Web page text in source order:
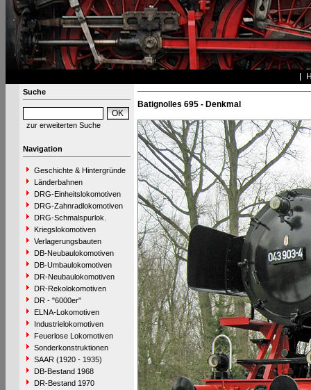
Suche
zur erweiterten Suche
Navigation
Geschichte & Hintergründe
Länderbahnen
DRG-Einheitslokomotiven
DRG-Zahnradlokomotiven
DRG-Schmalspurlok.
Kriegslokomotiven
Verlagerungsbauten
DB-Neubaulokomotiven
DB-Umbaulokomotiven
DR-Neubaulokomotiven
DR-Rekolokomotiven
DR - "6000er"
ELNA-Lokomotiven
Industrielokomotiven
Feuerlose Lokomotiven
Sonderkonstruktionen
SAAR (1920 - 1935)
DB-Bestand 1968
DR-Bestand 1970
Batignolles 695 - Denkmal